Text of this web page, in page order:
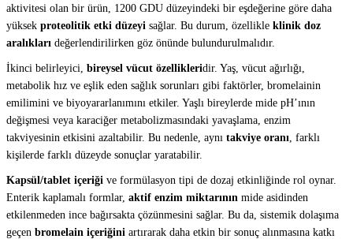
aktivitesi olan bir ürün, 1200 GDU düzeyindeki bir eşdeğerine göre daha
yüksek proteolitik etki düzeyi sağlar. Bu durum, özellikle klinik doz
aralıkları değerlendirilirken göz önünde bulundurulmalıdır.
İkinci belirleyici, bireysel vücut özellikleridir. Yaş, vücut ağırlığı,
metabolik hız ve eşlik eden sağlık sorunları gibi faktörler, bromelainin
emilimini ve biyoyararlanımını etkiler. Yaşlı bireylerde mide pH’ının
değişmesi veya karaciğer metabolizmasındaki yavaşlama, enzim
takviyesinin etkisini azaltabilir. Bu nedenle, aynı takviye oranı , farklı
kişilerde farklı düzeyde sonuçlar yaratabilir.
Kapsül/tablet içeriği ve formülasyon tipi de dozaj etkinliğinde rol oynar.
Enterik kaplamalı formlar, aktif enzim miktarının mide asidinden
etkilenmeden ince bağırsakta çözünmesini sağlar. Bu da, sistemik dolaşıma
geçen bromelain içeriğini artırarak daha etkin bir sonuç alınmasına katkı